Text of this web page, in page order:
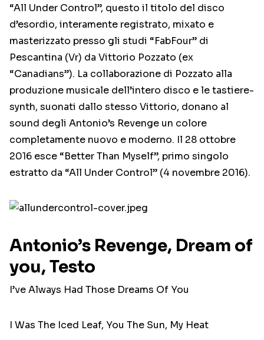
“All Under Control”, questo il titolo del disco
d’esordio, interamente registrato, mixato e
masterizzato presso gli studi “FabFour” di
Pescantina (Vr) da Vittorio Pozzato (ex
“Canadians”). La collaborazione di Pozzato alla
produzione musicale dell’intero disco e le tastiere-
synth, suonati dallo stesso Vittorio, donano al
sound degli Antonio’s Revenge un colore
completamente nuovo e moderno. Il 28 ottobre
2016 esce “Better Than Myself”, primo singolo
estratto da “All Under Control” (4 novembre 2016).
Antonio’s Revenge, Dream of
you, Testo
I’ve Always Had Those Dreams Of You
I Was The Iced Leaf, You The Sun, My Heat